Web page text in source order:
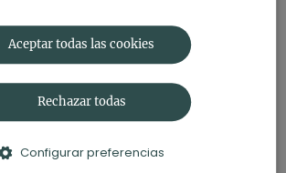
Aceptar todas las cookies
Rechazar todas
Configurar preferencias